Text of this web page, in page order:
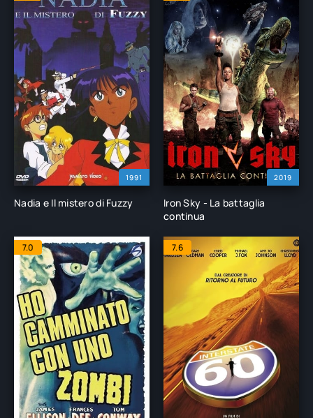
1991
Nadia e Il mistero di Fuzzy
2019
Iron Sky - La battaglia
continua
7.0 7.6